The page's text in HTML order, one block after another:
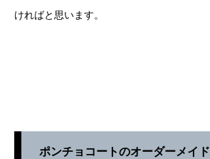
ければと思います。
ポンチョコートのオーダーメイド